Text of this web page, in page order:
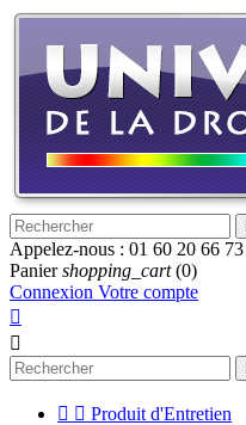
Appelez-nous : 01 60 20 66 73
Panier shopping_cart (0)
Connexion Votre compte


  Produit d'Entretien